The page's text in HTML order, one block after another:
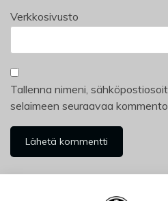
Verkkosivusto
Tallenna nimeni,
selaimeen seuraavaa